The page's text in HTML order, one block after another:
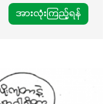
အားလုံးကြည့်ရန်